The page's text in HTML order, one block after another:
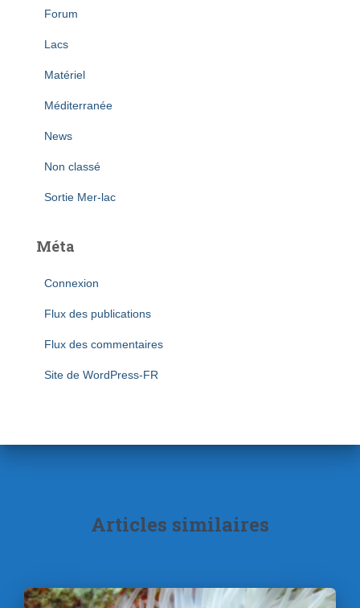
Forum
Lacs
Matériel
Méditerranée
News
Non classé
Sortie Mer-lac
Méta
Connexion
Flux des publications
Flux des commentaires
Site de WordPress-FR
Articles similaires